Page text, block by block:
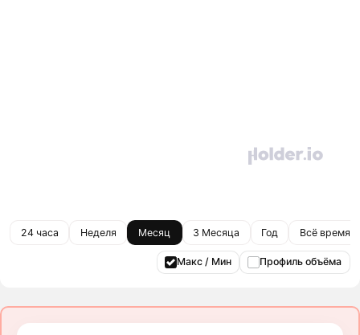
24 часа Неделя Месяц 3 Месяца Год Всё время
Макс / Мин Профиль объёма